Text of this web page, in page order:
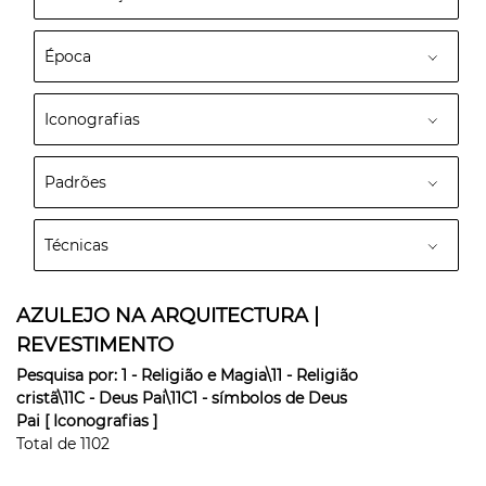
Época
Iconografias
Padrões
Técnicas
AZULEJO NA ARQUITECTURA |
REVESTIMENTO
Pesquisa por: 1 - Religião e Magia\11 - Religião
cristã\11C - Deus Pai\11C1 - símbolos de Deus
Pai [ Iconografias ]
Total de 1102